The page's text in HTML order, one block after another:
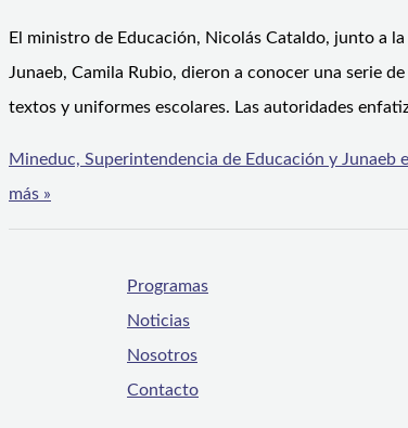
El ministro de Educación, Nicolás Cataldo, junto a
Junaeb, Camila Rubio, dieron a conocer una serie
textos y uniformes escolares. Las autoridades
Mineduc, Superintendencia de Educación y
más »
Programas
Noticias
Nosotros
Contacto